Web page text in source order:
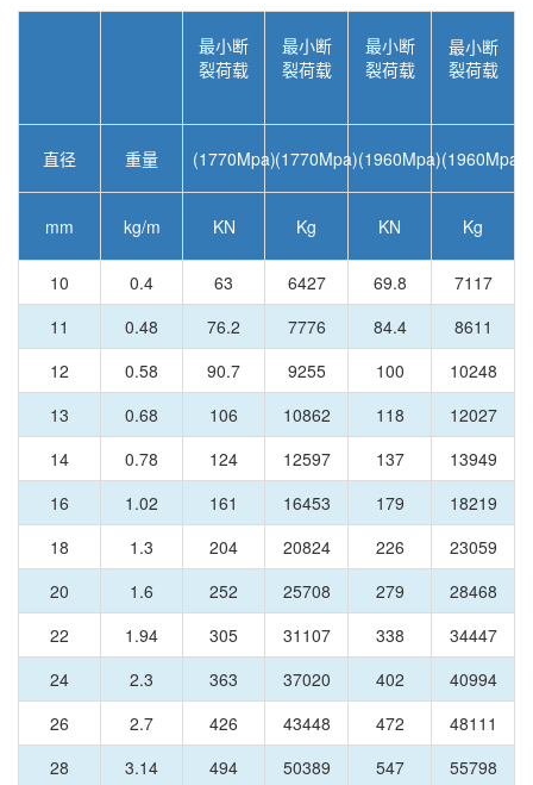
最小断
裂荷载
最小断
裂荷载
最小断
裂荷载
最小断
裂荷载
直径 重量 (1770Mpa)(1770Mpa)(1960Mpa)(1960Mpa)
mm kg/m KN Kg KN Kg
10 0.4 63 6427 69.8
7117
11
0.48 76.2 7776 84.4
8611
12
0.58 90.7 9255 100
10248
13
0.68 106 10862 118
12027
14
0.78 124 12597 137
13949
16
1.02 161 16453 179
18219
18
1.3 204 20824 226
23059
20
1.6 252 25708 279
28468
22
1.94 305 31107 338
34447
24
2.3 363 37020 402
40994
26
2.7 426 43448 472
48111
28
3.14 494 50389 547 55798